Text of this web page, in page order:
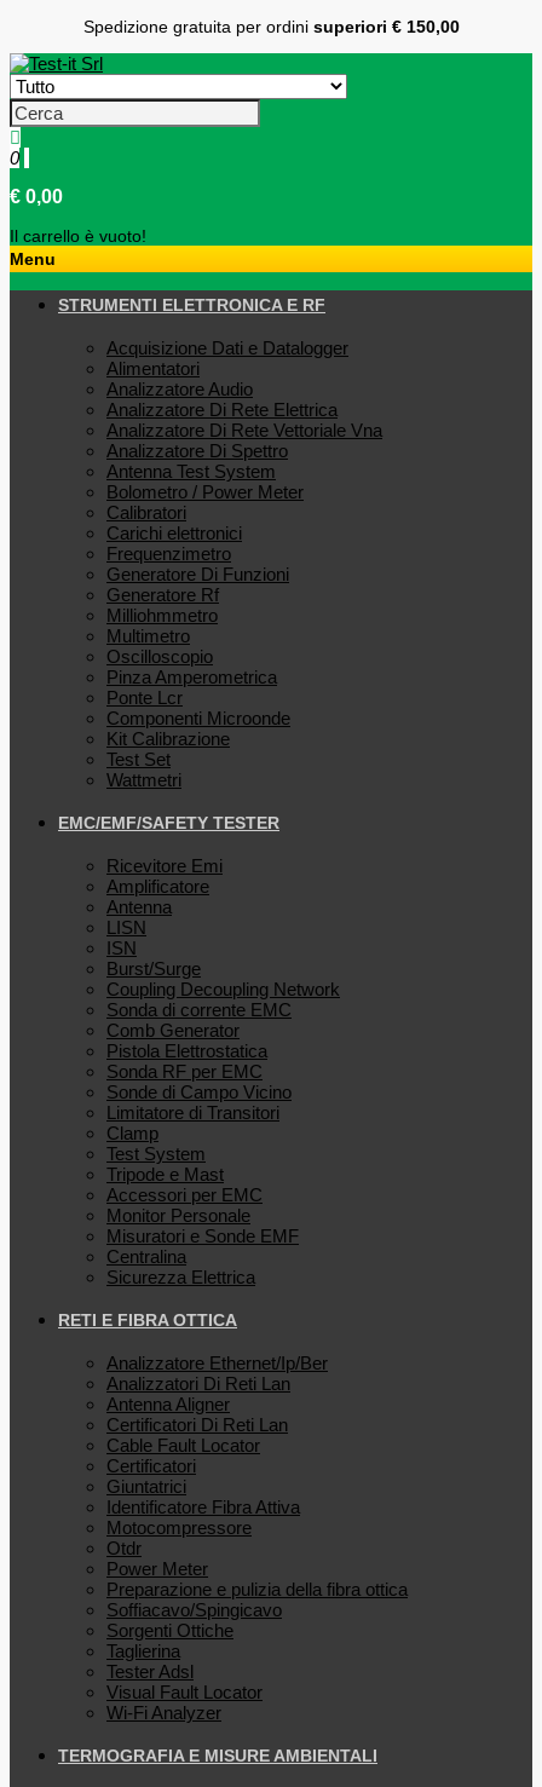
Spedizione gratuita per ordini superiori € 150,00
0
€ 0,00
Il carrello è vuoto!
Menu
STRUMENTI ELETTRONICA E RF
Acquisizione Dati e Datalogger
Alimentatori
Analizzatore Audio
Analizzatore Di Rete Elettrica
Analizzatore Di Rete Vettoriale Vna
Analizzatore Di Spettro
Antenna Test System
Bolometro / Power Meter
Calibratori
Carichi elettronici
Frequenzimetro
Generatore Di Funzioni
Generatore Rf
Milliohmmetro
Multimetro
Oscilloscopio
Pinza Amperometrica
Ponte Lcr
Componenti Microonde
Kit Calibrazione
Test Set
Wattmetri
EMC/EMF/SAFETY TESTER
Ricevitore Emi
Amplificatore
Antenna
LISN
ISN
Burst/Surge
Coupling Decoupling Network
Sonda di corrente EMC
Comb Generator
Pistola Elettrostatica
Sonda RF per EMC
Sonde di Campo Vicino
Limitatore di Transitori
Clamp
Test System
Tripode e Mast
Accessori per EMC
Monitor Personale
Misuratori e Sonde EMF
Centralina
Sicurezza Elettrica
RETI E FIBRA OTTICA
Analizzatore Ethernet/Ip/Ber
Analizzatori Di Reti Lan
Antenna Aligner
Certificatori Di Reti Lan
Cable Fault Locator
Certificatori
Giuntatrici
Identificatore Fibra Attiva
Motocompressore
Otdr
Power Meter
Preparazione e pulizia della fibra ottica
Soffiacavo/Spingicavo
Sorgenti Ottiche
Taglierina
Tester Adsl
Visual Fault Locator
Wi-Fi Analyzer
TERMOGRAFIA E MISURE AMBIENTALI